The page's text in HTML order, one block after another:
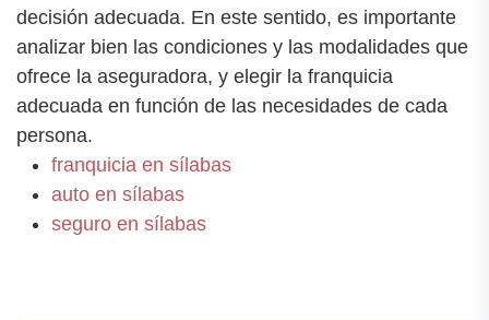
decisión adecuada. En este sentido, es importante
analizar bien las condiciones y las modalidades que
ofrece la aseguradora, y elegir la franquicia
adecuada en función de las necesidades de cada
persona.
franquicia en sílabas
auto en sílabas
seguro en sílabas